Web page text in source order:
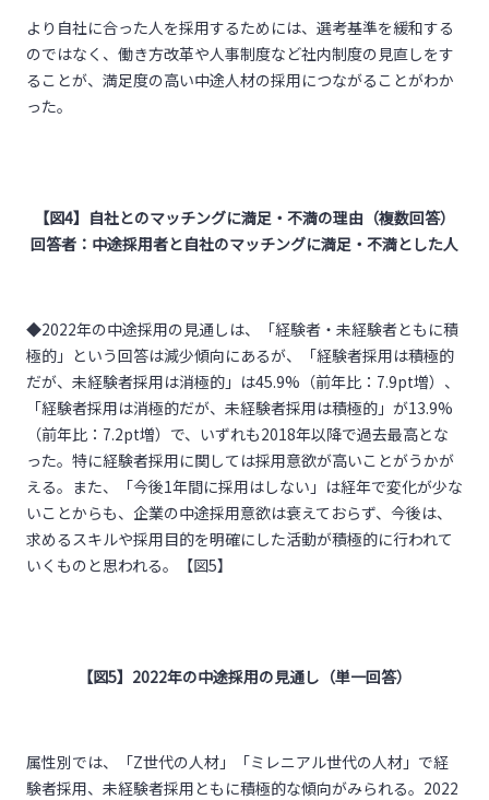
より自社に合った人を採用するためには、選考基準を緩和する
のではなく、働き方改革や人事制度など社内制度の見直しをす
ることが、満足度の高い中途人材の採用につながることがわか
った。
【図4】自社とのマッチングに満足・不満の理由（複数回答）
回答者：中途採用者と自社のマッチングに満足・不満とした人
◆2022年の中途採用の見通しは、「経験者・未経験者ともに積
極的」という回答は減少傾向にあるが、「経験者採用は積極的
だが、未経験者採用は消極的」は45.9%（前年比：7.9pt増）、
「経験者採用は消極的だが、未経験者採用は積極的」が13.9%
（前年比：7.2pt増）で、いずれも2018年以降で過去最高とな
った。特に経験者採用に関しては採用意欲が高いことがうかが
える。また、「今後1年間に採用はしない」は経年で変化が少な
いことからも、企業の中途採用意欲は衰えておらず、今後は、
求めるスキルや採用目的を明確にした活動が積極的に行われて
いくものと思われる。【図5】
【図5】 2022年の中途採用の見通し（単一回答）
属性別では、「Z世代の人材」「ミレニアル世代の人材」で経
験者採用、未経験者採用ともに積極的な傾向がみられる。2022